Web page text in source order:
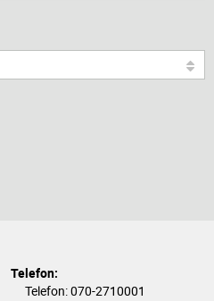
Telefon:
Telefon: 070-2710001